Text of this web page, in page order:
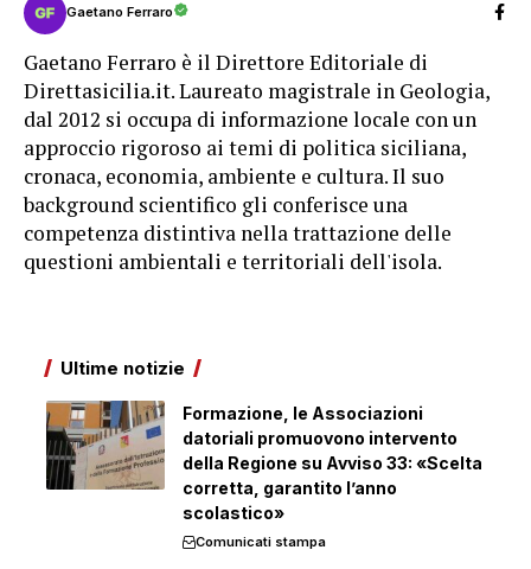
Gaetano Ferraro
Gaetano Ferraro è il Direttore Editoriale di
Direttasicilia.it. Laureato magistrale in Geologia,
dal 2012 si occupa di informazione locale con un
approccio rigoroso ai temi di politica siciliana,
cronaca, economia, ambiente e cultura. Il suo
background scientifico gli conferisce una
competenza distintiva nella trattazione delle
questioni ambientali e territoriali dell'isola.
Ultime notizie
Formazione, le Associazioni
datoriali promuovono intervento
della Regione su Avviso 33: «Scelta
corretta, garantito l’anno
scolastico»
Comunicati stampa